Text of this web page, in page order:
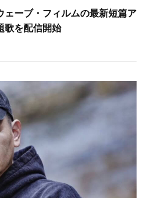
ェーブ・フィルムの最新短篇ア
歌を配信開始